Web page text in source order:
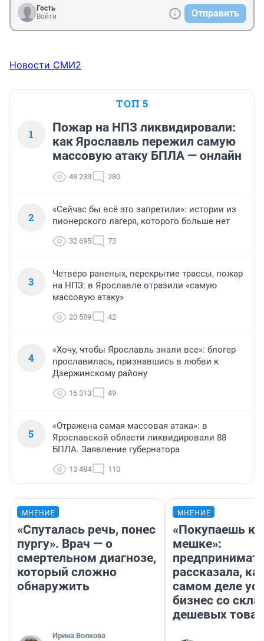
Гость
Войти
Отправить
Новости СМИ2
ТОП 5
1
Пожар на НПЗ ликвидировали:
как Ярославль пережил самую
массовую атаку БПЛА — онлайн
48 233 280
2
«Сейчас бы всё это запретили»: истории из
пионерского лагеря, которого больше нет
32 695 73
3
Четверо раненых, перекрытие трассы, пожар
на НПЗ: в Ярославле отразили «самую
массовую атаку»
20 589 42
4
«Хочу, чтобы Ярославль знали все»: блогер
прославилась, признавшись в любви к
Дзержинскому району
16 313 49
5
«Отражена самая массовая атака»: в
Ярославской области ликвидировали 88
БПЛА. Заявление губернатора
13 484 110
МНЕНИЕ
«Спуталась речь, понес
пургу». Врач — о
смертельном диагнозе,
который сложно
обнаружить
Ирина Волкова
МНЕНИЕ
«Покупаешь
мешке»:
рассказала,
самом деле
бизнес со
дешевых